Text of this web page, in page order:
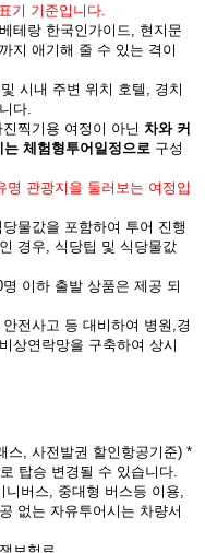
기 기준입니다.
테랑 한국인가이드, 현지문
지 애기해 줄 수 있는 격이
시내 주변 위치 호텔, 경치
다.
찍기용 여정이 아닌 차와 커
는 체험형투어일정으로 구성
명 관광지을 둘러보는 여정입
물값을 포함하여 투어 진행
경우, 식당팁 및 식당물값
이하 출발 상품은 제공 되
전사고 등 대비하여 병원,경
상연락망을 구축하여 상시
스, 사전발권 할인항공기준) *
탑승 변경될 수 있습니다.
버스, 중대형 버스등 이용,
없는 자유투어시는 차량서